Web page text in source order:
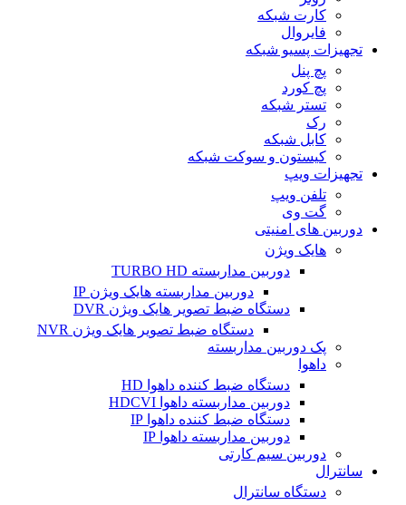
کارت شبکه
فایروال
تجهیزات پسیو شبکه
پچ پنل
پچ کورد
تستر شبکه
رک
کابل شبکه
کیستون و سوکت شبکه
تجهیزات ویپ
تلفن ویپ
گت وی
دوربین های امنیتی
هایک ویژن
دوربین مداربسته TURBO HD
دوربین مداربسته هایک ویژن IP
دستگاه ضبط تصویر هایک ویژن DVR
دستگاه ضبط تصویر هایک ویژن NVR
پک دوربین مداربسته
داهوا
دستگاه ضبط کننده داهوا HD
دوربین مداربسته داهوا HDCVI
دستگاه ضبط کننده داهوا IP
دوربین مداربسته داهوا IP
دوربین سیم کارتی
سانترال
دستگاه سانترال